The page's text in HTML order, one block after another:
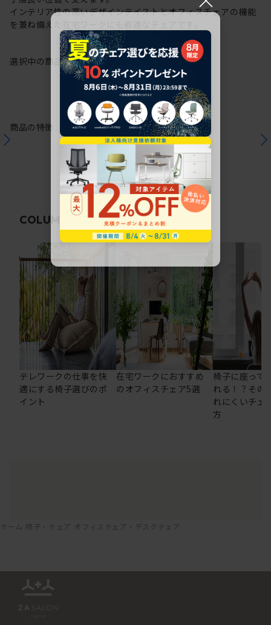
インテリア性の高いデザインテイストとオフィスチェアの機能
を兼ね備えた在宅ワークにも最適なチェアです。
選択中の商品情報保証注意事項
商品の特徴
COLUMN 関連コラム
テレワークの仕事を快
適にする椅子選びのポ
イント
在宅ワークにおすすめ
のオフィスチェア5選
椅子に座って
れる！？その
れにくいチェ
方
ホーム 椅子・チェア オフィスチェア・デスクチェア